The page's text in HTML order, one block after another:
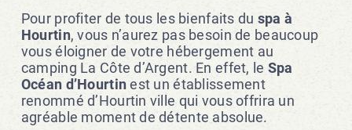
Pour profiter de tous les bienfaits du spa à
Hourtin, vous n’aurez pas besoin de beaucoup
vous éloigner de votre hébergement au
camping La Côte d’Argent. En effet, le Spa
Océan d’Hourtinest un établissement
renommé d’Hourtin ville qui vous offrira un
agréable moment de détente absolue.